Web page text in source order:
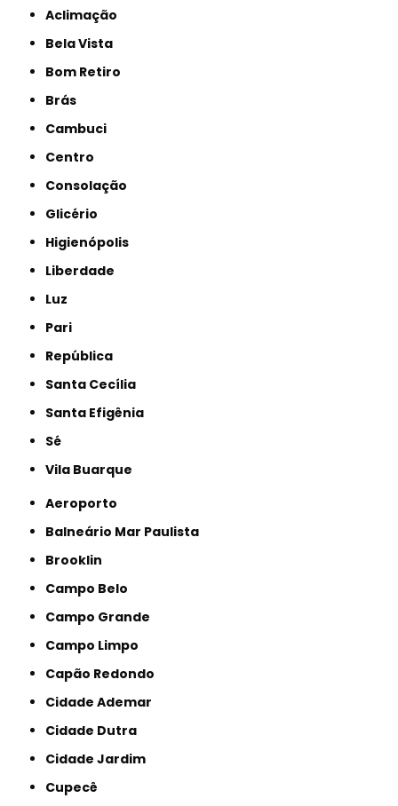
Aclimação
Bela Vista
Bom Retiro
Brás
Cambuci
Centro
Consolação
Glicério
Higienópolis
Liberdade
Luz
Pari
República
Santa Cecília
Santa Efigênia
Sé
Vila Buarque
Aeroporto
Balneário Mar Paulista
Brooklin
Campo Belo
Campo Grande
Campo Limpo
Capão Redondo
Cidade Ademar
Cidade Dutra
Cidade Jardim
Cupecê